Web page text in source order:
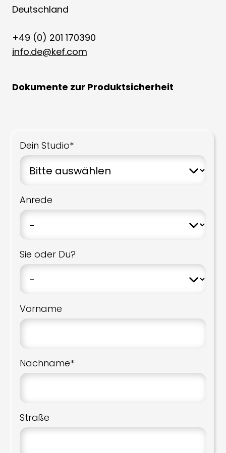
Deutschland
+49 (0) 201 170390
info.de@kef.com
Dokumente zur Produktsicherheit
Dein Studio*
Anrede
Sie oder Du?
Vorname
Nachname*
Straße